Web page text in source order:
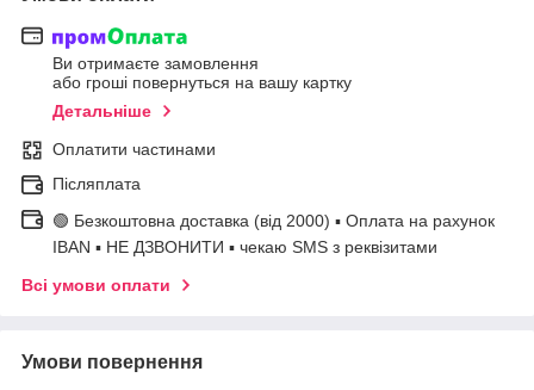
Ви отримаєте замовлення
або гроші повернуться на вашу картку
Детальніше
Оплатити частинами
Післяплата
🟢 Безкоштовна доставка (від 2000) ▪ Оплата на рахунок
IBAN ▪ НЕ ДЗВОНИТИ ▪ чекаю SMS з реквізитами
Всі умови оплати
Умови повернення